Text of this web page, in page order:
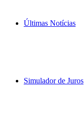
Últimas Notícias
Simulador de Juros